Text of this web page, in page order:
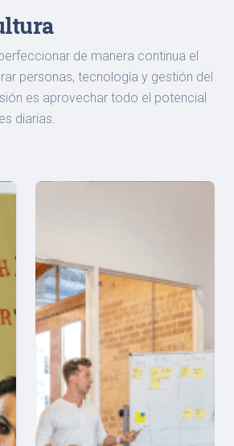
de manera continua el
personas, tecnología y gestión del
es aprovechar todo el potencial
diarias.